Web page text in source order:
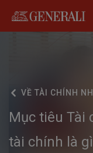
VỀ TÀI CHÍNH
Mục tiêu Tài
tài chính là